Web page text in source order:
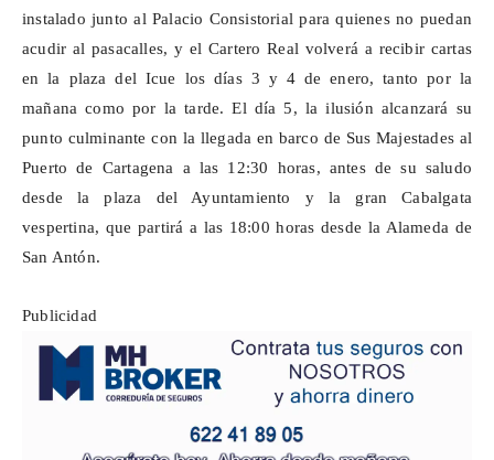
instalado junto al Palacio Consistorial para quienes no puedan
acudir al pasacalles, y el Cartero Real volverá a recibir cartas
en la plaza del Icue
los días 3 y 4 de enero, tanto por la
mañana como por la tarde. El día 5, la ilusión alcanzará su
punto culminante con la llegada en barco de Sus Majestades al
Puerto de Cartagena a las 12:30 horas, antes de su saludo
desde la plaza del Ayuntamiento y la gran Cabalgata
vespertina, que partirá a las 18:00 horas desde la Alameda de
San Antón.
Publicidad